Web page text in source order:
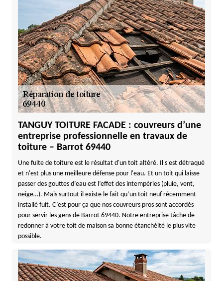
TANGUY TOITURE FACADE : couvreurs d’une
entreprise professionnelle en travaux de
toiture – Barrot 69440
Une fuite de toiture est le résultat d'un toit altéré. Il s'est détraqué
et n'est plus une meilleure défense pour l'eau. Et un toit qui laisse
passer des gouttes d’eau est l’effet des intempéries (pluie, vent,
neige…). Mais surtout il existe le fait qu’un toit neuf récemment
installé fuit. C’est pour ça que nos couvreurs pros sont accordés
pour servir les gens de Barrot 69440. Notre entreprise tâche de
redonner à votre toit de maison sa bonne étanchéité le plus vite
possible.